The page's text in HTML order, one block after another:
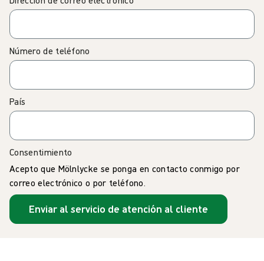
Número de teléfono
País
Consentimiento
Acepto que Mölnlycke se ponga en contacto conmigo por
correo electrónico o por teléfono.
Enviar al servicio de atención al cliente